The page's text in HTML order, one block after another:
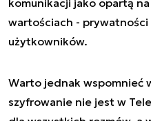
wartościach -
użytkowników.
Warto jednak wspomnieć
szyfrowanie nie jest w